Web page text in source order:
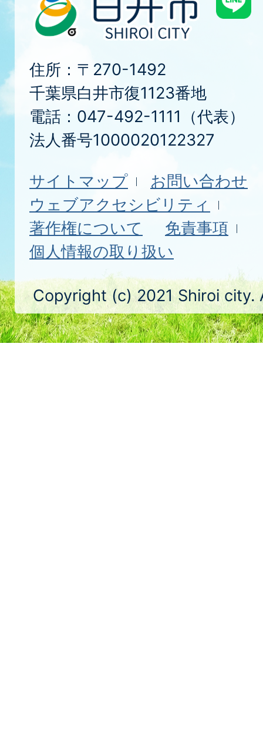
住所：〒270-1492
千葉県白井市復1123番地
電話：047-492-1111（代表）
法人番号1000020122327
サイトマップ
お問い合わせ
ウェブアクセシビリティ
著作権について
免責事項
個人情報の取り扱い
Copyright (c) 2021 Shiroi city.